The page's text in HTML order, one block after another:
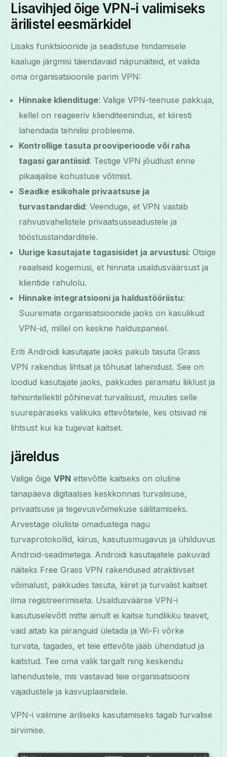
Lisavihjed õige VPN-i valimiseks
ärilistel eesmärkidel
Lisaks funktsioonide ja seadistuse hindamisele
kaaluge järgmisi täiendavaid näpunäiteid, et valida
oma organisatsioonile parim VPN:
Hinnake kliendituge: Valige VPN-teenuse pakkuja,
kellel on reageeriv klienditeenindus, et kiiresti
lahendada tehnilisi probleeme.
Kontrollige tasuta prooviperioode või raha
tagasi garantiisid: Testige VPN jõudlust enne
pikaajalise kohustuse võtmist.
Seadke esikohale privaatsuse ja
turvastandardid: Veenduge, et VPN vastab
rahvusvahelistele privaatsusseadustele ja
tööstusstandarditele.
Uurige kasutajate tagasisidet ja arvustusi: Otsige
reaalseid kogemusi, et hinnata usaldusväärsust ja
klientide rahulolu.
Hinnake integratsiooni ja haldustööriistu:
Suuremate organisatsioonide jaoks on kasulikud
VPN-id, millel on keskne halduspaneel.
Eriti Androidi kasutajate jaoks pakub tasuta Grass
VPN rakendus lihtsat ja tõhusat lahendust. See on
loodud kasutajate jaoks, pakkudes piiramatu liiklust ja
tehisintellektil põhinevat turvalisust, muutes selle
suurepäraseks valikuks ettevõtetele, kes otsivad nii
lihtsust kui ka tugevat kaitset.
järeldus
Valige õigeVPN ettevõtte kaitseks on oluline
tänapäeva digitaalses keskkonnas turvalisuse,
privaatsuse ja tegevusvõimekuse säilitamiseks.
Arvestage oluliste omadustega nagu
turvaprotokollid, kiirus, kasutusmugavus ja ühilduvus
Android-seadmetega. Androidi kasutajatele pakuvad
näiteks Free Grass VPN rakendused atraktiivset
võimalust, pakkudes tasuta, kiiret ja turvalist kaitset
ilma registreerimiseta. Usaldusväärse VPN-i
kasutuselevõtt mitte ainult ei kaitse tundlikku teavet,
vaid aitab ka piiranguid ületada ja Wi-Fi võrke
turvata, tagades, et teie ettevõte jääb ühendatud ja
kaitstud. Tee oma valik targalt ning keskendu
lahendustele, mis vastavad teie organisatsiooni
vajadustele ja kasvuplaanidele.
VPN-i valimine äriliseks kasutamiseks tagab turvalise
sirvimise.